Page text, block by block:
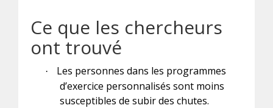
Ce que les chercheurs
ont trouvé
·
Les personnes dans les programmes
d’exercice personnalisés sont moins
susceptibles de subir des chutes.